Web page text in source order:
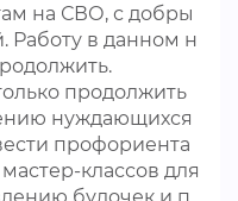
на СВО, с добры
Работу в данном н
продолжить
нуждающихся
профориента
классов для